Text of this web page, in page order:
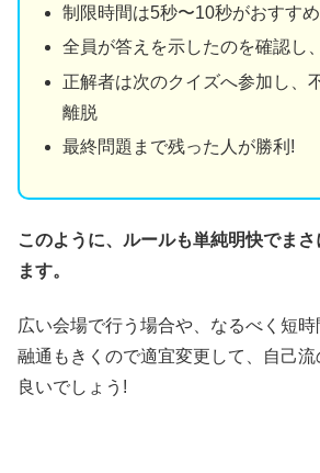
制限時間は5秒〜10秒がおすすめ
全員が答えを示したのを確認し
正解者は次のクイズへ参加し、
離脱
最終問題まで残った人が勝利!
このように、ルールも単純明快でま
ます。
広い会場で行う場合や、なるべく短
融通もきくので適宜変更して、自己
良いでしょう!